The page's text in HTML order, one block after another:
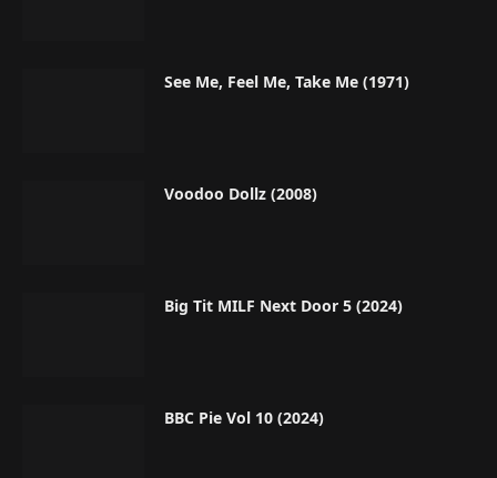
See Me, Feel Me, Take Me (1971)
Voodoo Dollz (2008)
Big Tit MILF Next Door 5 (2024)
BBC Pie Vol 10 (2024)